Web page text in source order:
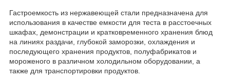
Гастроемкость из нержавеющей стали предназначена для
использования в качестве емкости для теста в расстоечных
шкафах, демонстрации и кратковременного хранения блюд
на линиях раздачи, глубокой заморозки, охлаждения и
последующего хранения продуктов, полуфабрикатов и
мороженого в различном холодильном оборудовании, а
также для транспортировки продуктов.